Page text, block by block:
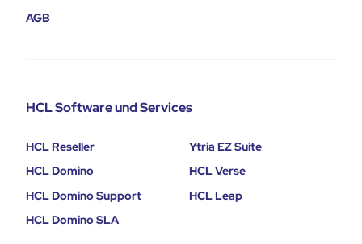
AGB
HCL Software und Services
HCL Reseller
HCL Domino
HCL Domino Support
HCL Domino SLA
Ytria EZ Suite
HCL Verse
HCL Leap